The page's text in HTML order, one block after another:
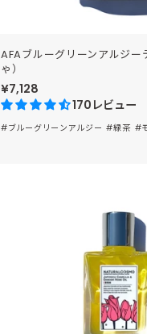
AFAブルーグリーンアルジー
ゃ）
¥7,128
170レビュー
#ブルーグリーンアルジー #緑茶 #